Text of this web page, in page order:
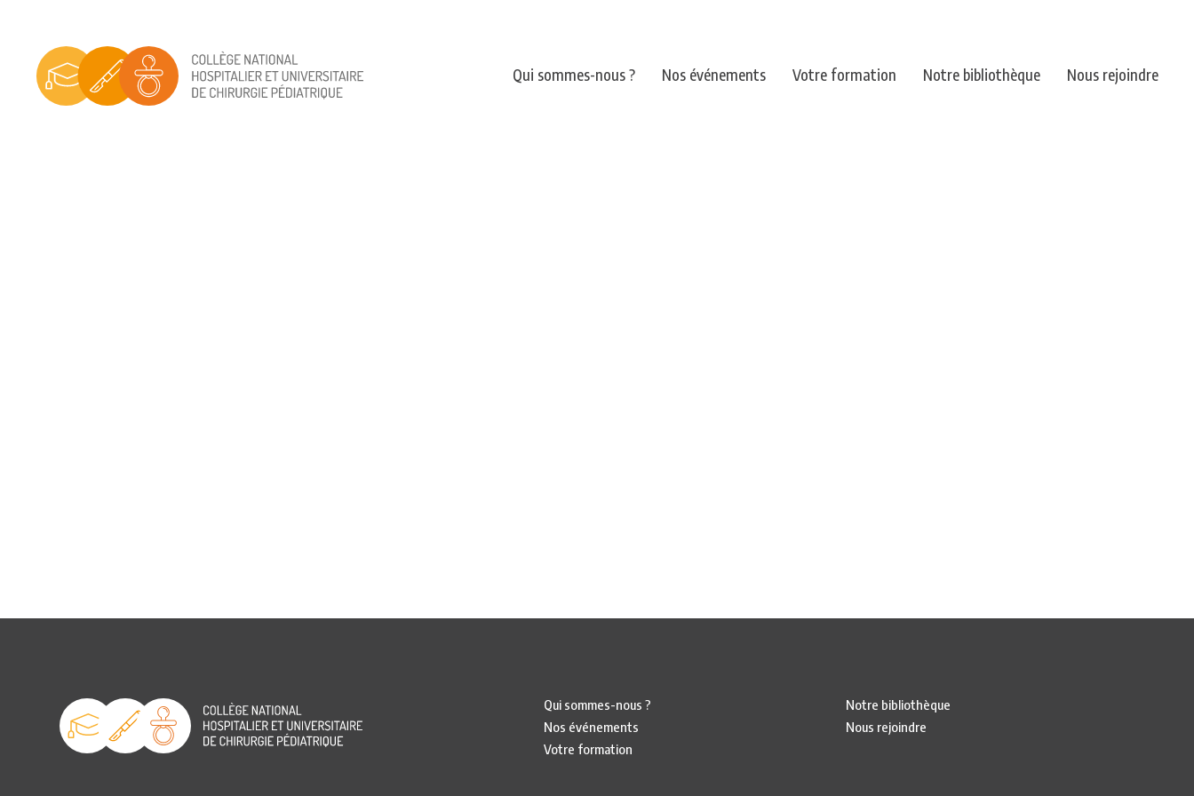
Qui sommes-nous ? Nos événements Votre formation Notre bibliothèque Nous rejoindre
Qui sommes-nous ?
Nos événements
Votre formation
Notre bibliothèque
Nous rejoindre